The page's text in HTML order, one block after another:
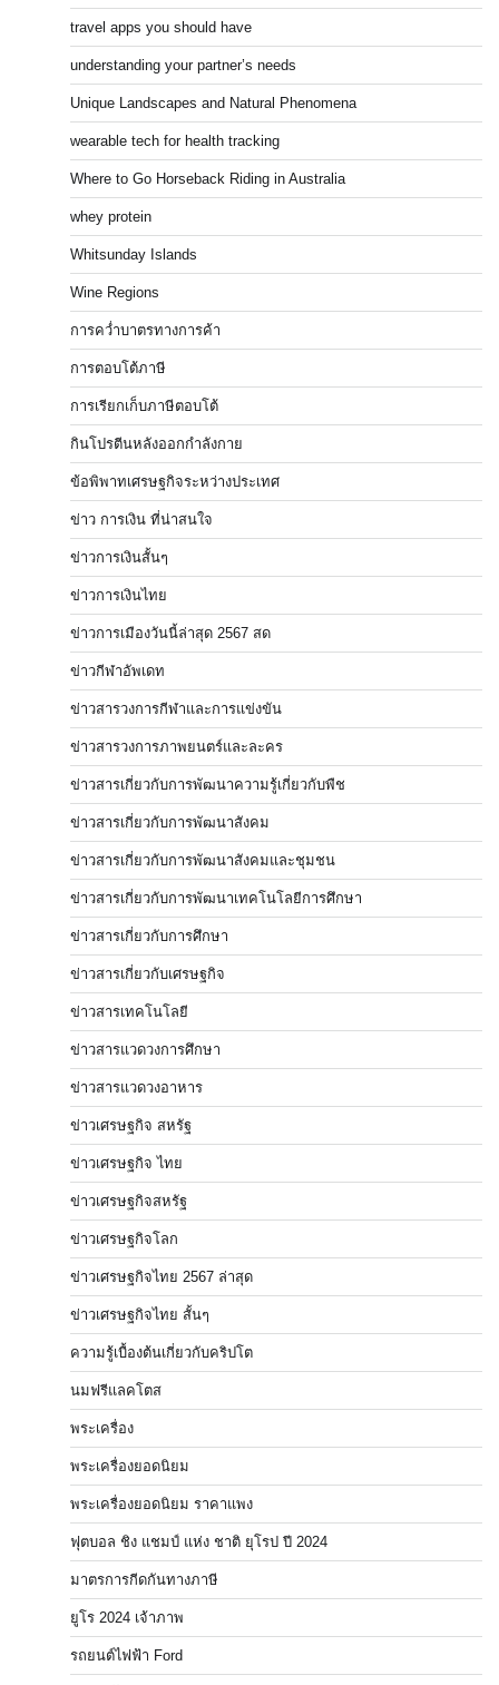
travel apps you should have
understanding your partner’s needs
Unique Landscapes and Natural Phenomena
wearable tech for health tracking
Where to Go Horseback Riding in Australia
whey protein
Whitsunday Islands
Wine Regions
การคว่ำบาตรทางการค้า
การตอบโต้ภาษี
การเรียกเก็บภาษีตอบโต้
กินโปรตีนหลังออกกำลังกาย
ข้อพิพาทเศรษฐกิจระหว่างประเทศ
ข่าว การเงิน ที่น่าสนใจ
ข่าวการเงินสั้นๆ
ข่าวการเงินไทย
ข่าวการเมืองวันนี้ล่าสุด 2567 สด
ข่าวกีฬาอัพเดท
ข่าวสารวงการกีฬาและการแข่งขัน
ข่าวสารวงการภาพยนตร์และละคร
ข่าวสารเกี่ยวกับการพัฒนาความรู้เกี่ยวกับพืช
ข่าวสารเกี่ยวกับการพัฒนาสังคม
ข่าวสารเกี่ยวกับการพัฒนาสังคมและชุมชน
ข่าวสารเกี่ยวกับการพัฒนาเทคโนโลยีการศึกษา
ข่าวสารเกี่ยวกับการศึกษา
ข่าวสารเกี่ยวกับเศรษฐกิจ
ข่าวสารเทคโนโลยี
ข่าวสารแวดวงการศึกษา
ข่าวสารแวดวงอาหาร
ข่าวเศรษฐกิจ สหรัฐ
ข่าวเศรษฐกิจ ไทย
ข่าวเศรษฐกิจสหรัฐ
ข่าวเศรษฐกิจโลก
ข่าวเศรษฐกิจไทย 2567 ล่าสุด
ข่าวเศรษฐกิจไทย สั้นๆ
ความรู้เบื้องต้นเกี่ยวกับคริปโต
นมฟรีแลคโตส
พระเครื่อง
พระเครื่องยอดนิยม
พระเครื่องยอดนิยม ราคาแพง
ฟุตบอล ชิง แชมป์ แห่ง ชาติ ยุโรป ปี 2024
มาตรการกีดกันทางภาษี
ยูโร 2024 เจ้าภาพ
รถยนต์ไฟฟ้า Ford